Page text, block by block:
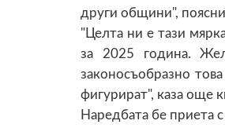
други общини",
"Целта ни е тази
за 2025 година.
законосъобразно
фигурират", каза още
Наредбата бе приета